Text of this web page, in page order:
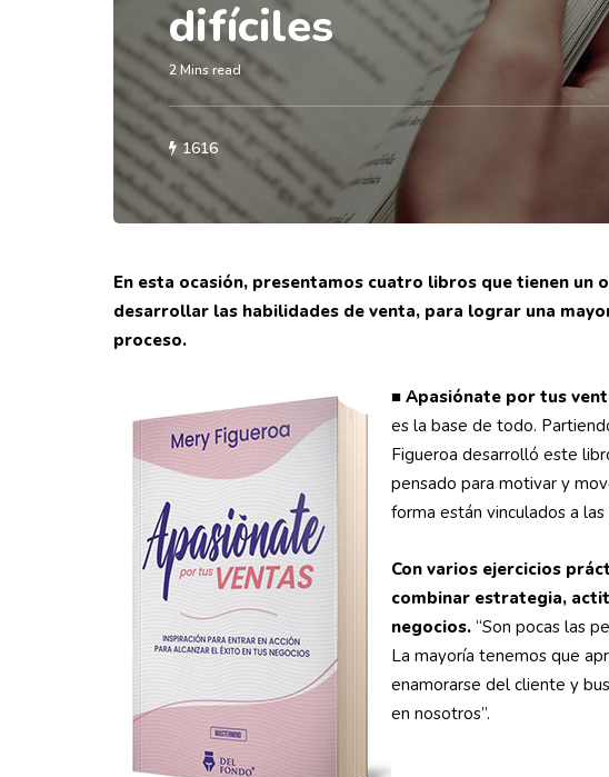
difíciles
2 Mins read
1616
En esta ocasión, presentamos cuatro libros que tienen
desarrollar las habilidades de venta, para lograr una
proceso.
■ Apasiónate por tus
es la base de todo.
Figueroa desarrolló este
pensado para motivar y
forma están vinculados a las
Con varios ejercicios
combinar estrategia,
negocios.“Son pocas las
La mayoría tenemos que
enamorarse del cliente y
en nosotros”.